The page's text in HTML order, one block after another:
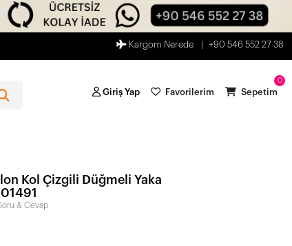
Kargom Nerede +90 546 552 27 38
Giriş Yap Favorilerim
0
Sepetim
Kol Çizgili Düğmeli Yaka
& Cevap